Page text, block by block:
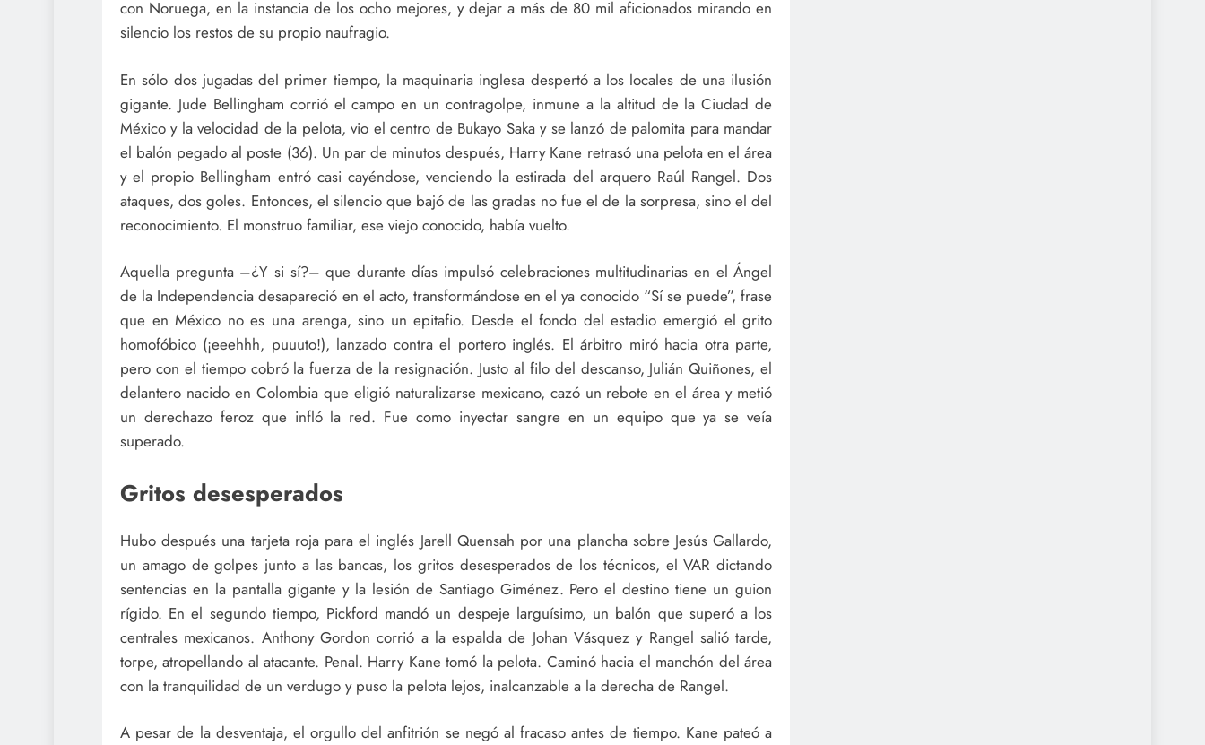
con Noruega, en la instancia de los ocho mejores, y dejar a más de 80 mil aficionados mirando en
silencio los restos de su propio naufragio.
En sólo dos jugadas del primer tiempo, la maquinaria inglesa despertó a los locales de una ilusión
gigante. Jude Bellingham corrió el campo en un contragolpe, inmune a la altitud de la Ciudad de
México y la velocidad de la pelota, vio el centro de Bukayo Saka y se lanzó de palomita para mandar
el balón pegado al poste (36). Un par de minutos después, Harry Kane retrasó una pelota en el área
y el propio Bellingham entró casi cayéndose, venciendo la estirada del arquero Raúl Rangel. Dos
ataques, dos goles. Entonces, el silencio que bajó de las gradas no fue el de la sorpresa, sino el del
reconocimiento. El monstruo familiar, ese viejo conocido, había vuelto.
Aquella pregunta –¿Y si sí?– que durante días impulsó celebraciones multitudinarias en el Ángel
de la Independencia desapareció en el acto, transformándose en el ya conocido “Sí se puede”, frase
que en México no es una arenga, sino un epitafio. Desde el fondo del estadio emergió el grito
homofóbico (¡eeehhh, puuuto!), lanzado contra el portero inglés. El árbitro miró hacia otra parte,
pero con el tiempo cobró la fuerza de la resignación. Justo al filo del descanso, Julián Quiñones, el
delantero nacido en Colombia que eligió naturalizarse mexicano, cazó un rebote en el área y metió
un derechazo feroz que infló la red. Fue como inyectar sangre en un equipo que ya se veía
superado.
Gritos desesperados
Hubo después una tarjeta roja para el inglés Jarell Quensah por una plancha sobre Jesús Gallardo,
un amago de golpes junto a las bancas, los gritos desesperados de los técnicos, el VAR dictando
sentencias en la pantalla gigante y la lesión de Santiago Giménez. Pero el destino tiene un guion
rígido. En el segundo tiempo, Pickford mandó un despeje larguísimo, un balón que superó a los
centrales mexicanos. Anthony Gordon corrió a la espalda de Johan Vásquez y Rangel salió tarde,
torpe, atropellando al atacante. Penal. Harry Kane tomó la pelota. Caminó hacia el manchón del área
con la tranquilidad de un verdugo y puso la pelota lejos, inalcanzable a la derecha de Rangel.
A pesar de la desventaja, el orgullo del anfitrión se negó al fracaso antes de tiempo. Kane pateó a